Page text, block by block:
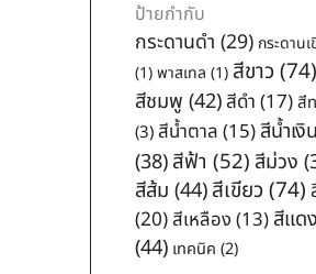
ป้ายกำกับ
กระดานดำ (29) กระดาน
(1)พาสเทล (1) สีขาว(74)
สีชมพู (42)สีดำ(17)สี
(3)สีน้ำตาล(15)สีน้ำเงิน
(38)สีฟ้า (52)สีม่วง
สีส้ม (44)สีเขียว(74)
(20)สีเหลือง(13)สีแดง
(44) เทคนิค (2)